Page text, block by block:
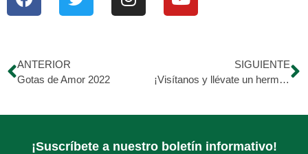
ANTERIOR
Gotas de Amor 2022
SIGUIENTE
¡Visítanos y llévate un hermoso recuerdo GRATIS!
¡Suscríbete a nuestro boletín informativo!